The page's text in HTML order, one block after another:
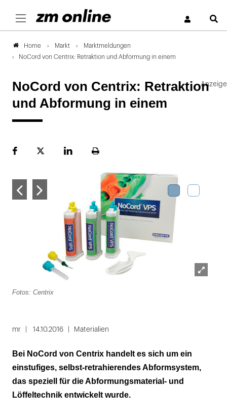
Home Markt
Marktmeldungen
NoCord von Centrix: Retraktion und Abformung in einem
NoCord von Centrix: Retraktion
und Abformung in einem
FacebookPlattformLinekdInSeite
Fotos: Centrix
1
2
mr 14.10.2016 Materialien
Bei NoCord von Centrix handelt es sich um ein
einstufiges, selbst-retrahierendes Abformsystem,
das speziell für die Abformungsmaterial- und
Löffeltechnik entwickelt wurde.